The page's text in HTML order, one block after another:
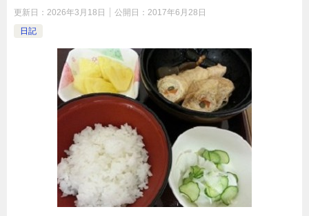
更新日： 2026年3月18日 公開日： 2017年6月28日
日記